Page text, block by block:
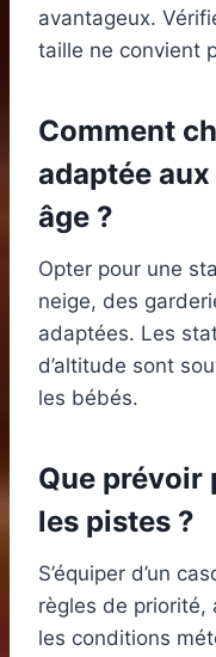
avantageux.
taille ne convient
Comment
adaptée
âge ?
Opter pour une
neige, des
adaptées. Les
d’altitude sont
les bébés.
Que prévoir
les pistes ?
S’équiper d’un
règles de priorité,
les conditions